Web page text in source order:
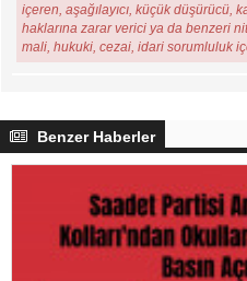
içeren, aşağılayıcı, küçük düşürücü,
haklarına zarar verici ya da benzeri
mali, hukuki, cezai, idari sorumluluk
Benzer Haberler